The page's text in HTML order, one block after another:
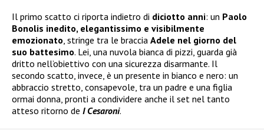
Il primo scatto ci riporta indietro di diciotto anni: un Paolo
Bonolis inedito, elegantissimo e visibilmente
emozionato, stringe tra le braccia Adele nel giorno del
suo battesimo. Lei, una nuvola bianca di pizzi, guarda già
dritto nell’obiettivo con una sicurezza disarmante. Il
secondo scatto, invece, è un presente in bianco e nero: un
abbraccio stretto, consapevole, tra un padre e una figlia
ormai donna, pronti a condividere anche il set nel tanto
atteso ritorno de I Cesaroni.